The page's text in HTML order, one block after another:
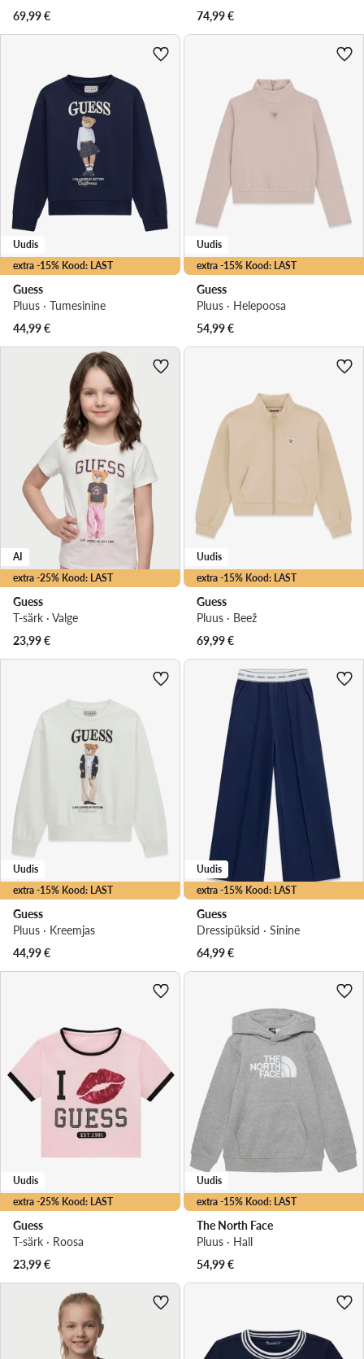
69,99€
74,99€
extra -15% Kood: LAST
Uudis
Guess
Pluus · Tumesinine
44,99€
extra -15% Kood: LAST
Uudis
Guess
Pluus · Heleроosa
54,99€
extra -25% Kood: LAST
AI
Guess
T-särk · Valge
23,99€
extra -15% Kood: LAST
Uudis
Guess
Pluus · Beež
69,99€
extra -15% Kood: LAST
Uudis
Guess
Pluus · Kreemjas
44,99€
extra -15% Kood: LAST
Uudis
Guess
Dressipüksid · Sinine
64,99€
extra -25% Kood: LAST
Uudis
Guess
T-särk · Roosa
23,99€
extra -15% Kood: LAST
Uudis
The North Face
Pluus · Hall
54,99€